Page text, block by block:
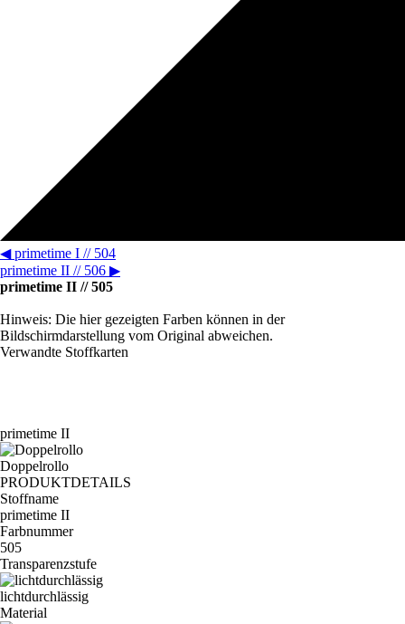
◀primetime I // 504
primetime II // 506 ▶
primetime II // 505
Hinweis: Die hier gezeigten Farben können in der
Bildschirmdarstellung vom Original abweichen.
Verwandte Stoffkarten
primetime II
Doppelrollo
PRODUKTDETAILS
Stoffname
primetime II
Farbnummer
505
Transparenzstufe
lichtdurchlässig
Material